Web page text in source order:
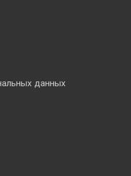
данных